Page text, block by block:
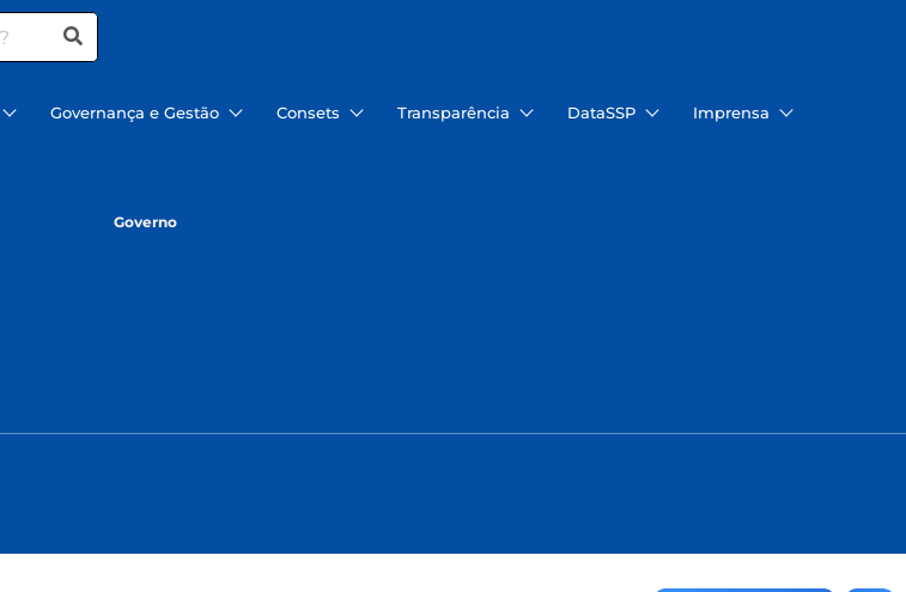
Governança e Gestão Consets Transparência DataSSP Imprensa
Governo